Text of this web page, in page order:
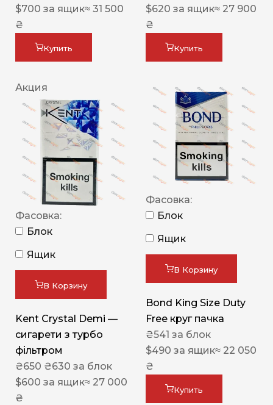
$700 за ящик≈ 31 500
₴
Купить
$620 за ящик≈ 27 900
₴
Купить
Акция
Фасовка:
Блок
Ящик
В Корзину
Kent Crystal Demi —
сигарети з турбо
фільтром
₴650 ₴630 за блок
$600 за ящик≈ 27 000
₴
Фасовка:
Блок
Ящик
В Корзину
Bond King Size Duty
Free круг пачка
₴541 за блок
$490 за ящик≈ 22 050
₴
Купить